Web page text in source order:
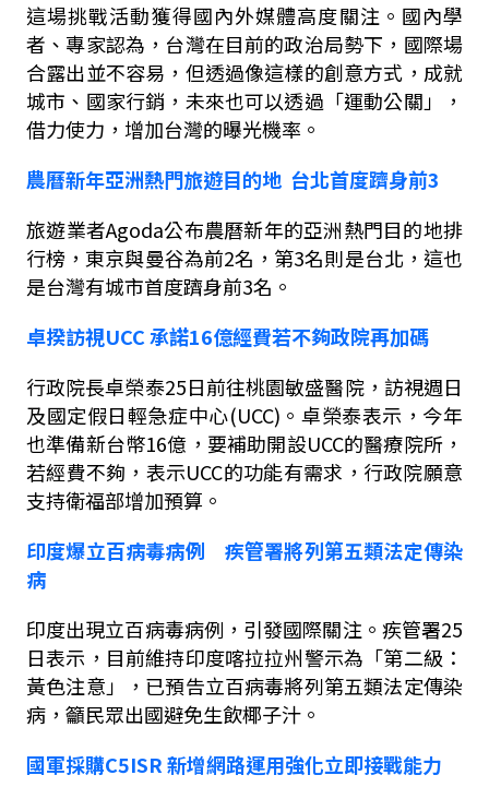
這場挑戰活動獲得國內外媒體高度關注。國內學
者、專家認為，台灣在目前的政治局勢下，國際場
合露出並不容易，但透過像這樣的創意方式，成就
城市、國家行銷，未來也可以透過「運動公關」，
借力使力，增加台灣的曝光機率。
農曆新年亞洲熱門旅遊目的地 台北首度躋身前3
旅遊業者Agoda公布農曆新年的亞洲熱門目的地排
行榜，東京與曼谷為前2名，第3名則是台北，這也
是台灣有城市首度躋身前3名。
卓揆訪視UCC承諾16億經費若不夠政院再加碼
行政院長卓榮泰25日前往桃園敏盛醫院，訪視週日
及國定假日輕急症中心(UCC) 。卓榮泰表示，今年
也準備新台幣16億，要補助開設UCC的醫療院所，
若經費不夠，表示UCC的功能有需求，行政院願意
支持衛福部增加預算。
印度爆立百病毒病例 疾管署將列第五類法定傳染
病
印度出現立百病毒病例，引發國際關注。疾管署25
日表示，目前維持印度喀拉拉州警示為「第二級：
黃色注意」，已預告立百病毒將列第五類法定傳染
病，籲民眾出國避免生飲椰子汁。
國軍採購C5ISR新增網路運用強化立即接戰能力